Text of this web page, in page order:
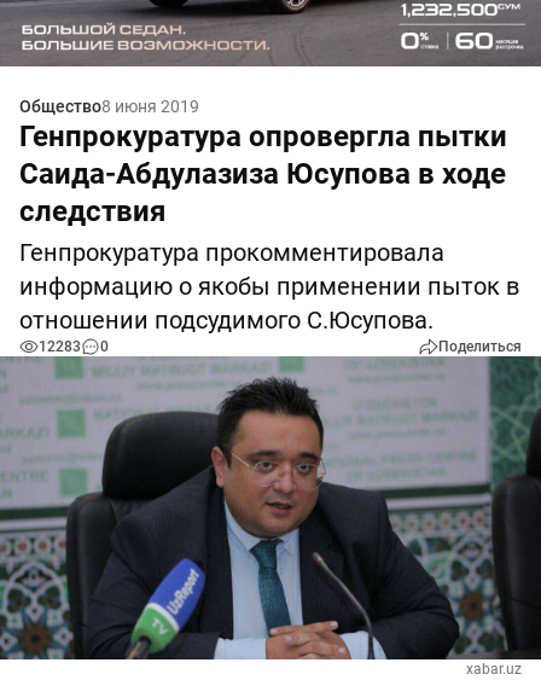
Общество8 июня 2019
Генпрокуратура опровергла пытки
Саида-Абдулазиза Юсупова в ходе
следствия
Генпрокуратура прокомментировала
информацию о якобы применении пыток в
отношении подсудимого С.Юсупова.
12283 0 Поделиться
xabar.uz